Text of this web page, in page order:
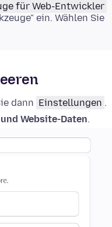
für Web-Entwickler
ein. Wählen Sie
dann Einstellungen .
Website-Daten.